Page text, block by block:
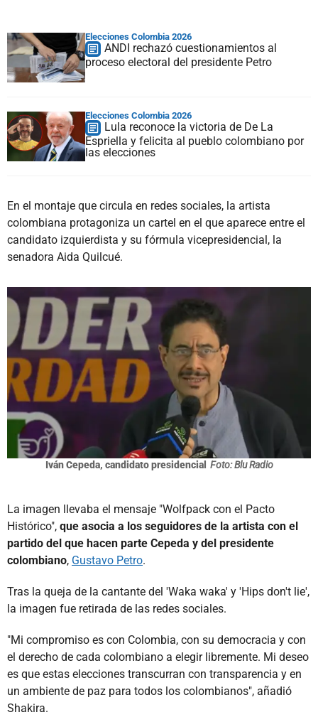
Elecciones Colombia 2026
ANDI rechazó cuestionamientos al
proceso electoral del presidente Petro
Elecciones Colombia 2026
Lula reconoce la victoria de De La
Espriella y felicita al pueblo colombiano por
las elecciones
En el montaje que circula en redes sociales, la artista
colombiana protagoniza un cartel en el que aparece entre el
candidato izquierdista y su fórmula vicepresidencial, la
senadora Aida Quilcué.
Iván Cepeda, candidato presidencial Foto: Blu Radio
La imagen llevaba el mensaje "Wolfpack con el Pacto
Histórico", que asocia a los seguidores de la artista con el
partido del que hacen parte Cepeda y del presidente
colombiano, Gustavo Petro.
Tras la queja de la cantante del 'Waka waka' y 'Hips don't lie',
la imagen fue retirada de las redes sociales.
"Mi compromiso es con Colombia, con su democracia y con
el derecho de cada colombiano a elegir libremente. Mi deseo
es que estas elecciones transcurran con transparencia y en
un ambiente de paz para todos los colombianos", añadió
Shakira.